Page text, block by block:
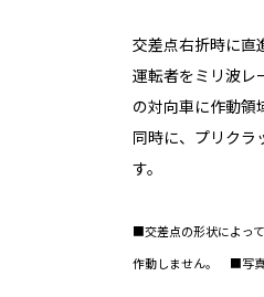
交差点右折時に直
運転者をミリ波レ
の対向車に作動領
同時に、プリクラ
す。
■交差点の形状によっ
作動しません。 ■写真